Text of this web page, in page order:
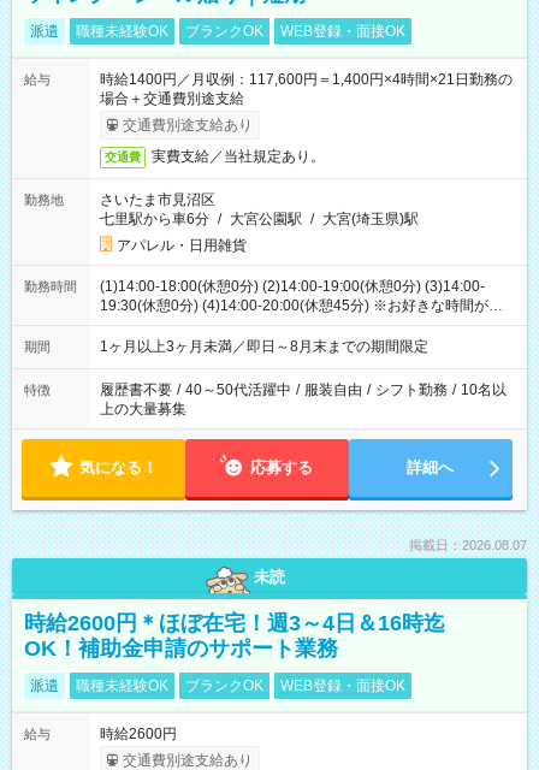
派遣 職種未経験OK ブランクOK WEB登録・面接OK
給与
時給1400円／月収例：117,600円＝1,400円×4時間×21日勤務の
場合＋交通費別途支給
交通費別途支給あり
交通費 実費支給／当社規定あり。
勤務地
さいたま市見沼区
七里駅から車6分 / 大宮公園駅 / 大宮(埼玉県)駅
アパレル・日用雑貨
勤務時間
(1)14:00-18:00(休憩0分) (2)14:00-19:00(休憩0分) (3)14:00-
19:30(休憩0分) (4)14:00-20:00(休憩45分) ※お好きな時間が選べ
ます
期間 1ヶ月以上3ヶ月未満／即日～8月末までの期間限定
特徴 履歴書不要 / 40～50代活躍中 / 服装自由 / シフト勤務 / 10名以
上の大量募集
気になる！ 応募する 詳細へ
掲載日：2026.08.07
未読
時給2600円＊ほぼ在宅！週3～4日＆16時迄
OK！補助金申請のサポート業務
派遣 職種未経験OK ブランクOK WEB登録・面接OK
給与
時給2600円
交通費別途支給あり